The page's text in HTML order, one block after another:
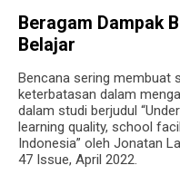
Beragam Dampak
Belajar
Bencana sering membuat
keterbatasan dalam
dalam studi berjudul
learning quality, school
Indonesia” oleh Jonatan
47 Issue, April 2022.